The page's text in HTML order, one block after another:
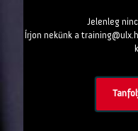
Jelenleg
Írjon nekünk a